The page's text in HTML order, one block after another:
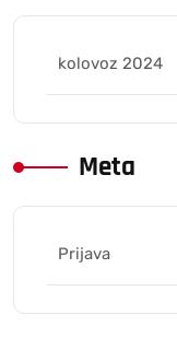
kolovoz 2024
Meta
Prijava